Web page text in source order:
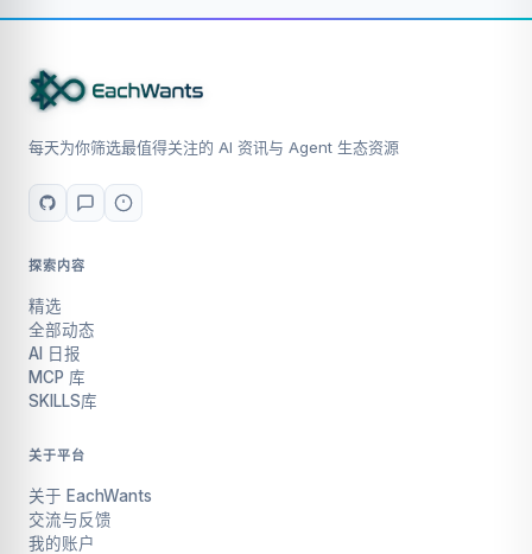
每天为你筛选最值得关注的 AI 资讯与 Agent 生态资源
探索内容
精选
全部动态
AI 日报
MCP 库
SKILLS库
关于平台
关于 EachWants
交流与反馈
我的账户